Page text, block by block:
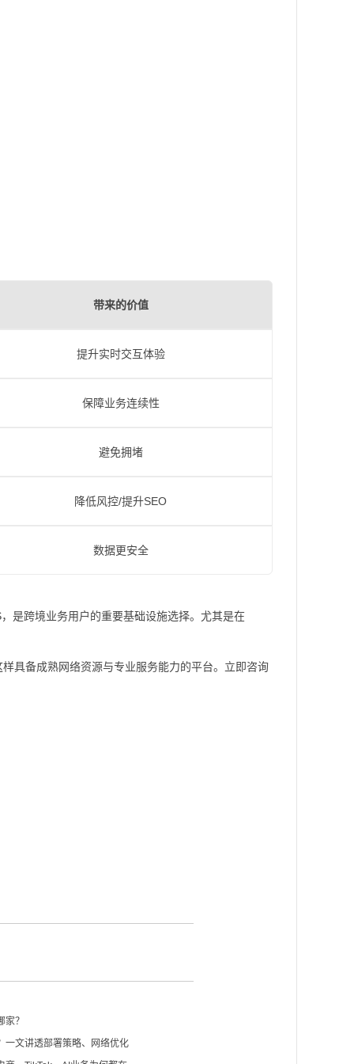
带来的价值
提升实时交互体验
保障业务连续性
避免拥堵
降低风控/提升SEO
数据更安全
是跨境业务用户的重要基础设施选择。尤其是在
具备成熟网络资源与专业服务能力的平台。立即咨询
？
一文讲透部署策略、网络优化